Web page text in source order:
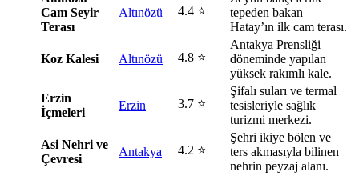
Cam Seyir
Terası
Altınözü 4.4 ⭐
tepeden bakan
Hatay’ın ilk cam terası.
Koz Kalesi Altınözü 4.8 ⭐
Antakya Prensliği
döneminde yapılan
yüksek rakımlı kale.
Erzin
İçmeleri
Erzin 3.7 ⭐
Şifalı suları ve termal
tesisleriyle sağlık
turizmi merkezi.
Asi Nehri ve
Çevresi
Antakya 4.2 ⭐
Şehri ikiye bölen ve
ters akmasıyla bilinen
nehrin peyzaj alanı.